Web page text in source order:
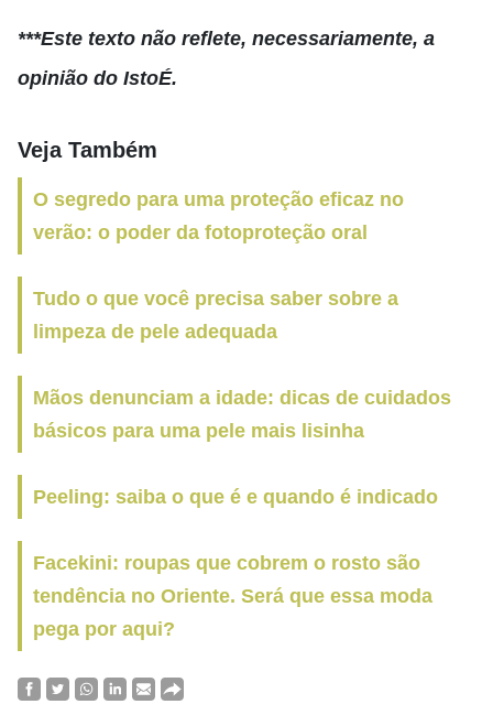
***Este texto não reflete, necessariamente, a
opinião do IstoÉ.
Veja Também
O segredo para uma proteção eficaz no
verão: o poder da fotoproteção oral
Tudo o que você precisa saber sobre a
limpeza de pele adequada
Mãos denunciam a idade: dicas de cuidados
básicos para uma pele mais lisinha
Peeling: saiba o que é e quando é indicado
Facekini: roupas que cobrem o rosto são
tendência no Oriente. Será que essa moda
pega por aqui?